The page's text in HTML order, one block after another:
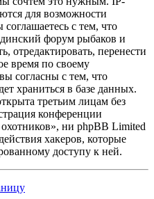
для возможности
с тем, что
форум рыбаков и
отредактировать, перенести
время по своему
согласны с тем, что
храниться в базе данных.
третьим лицам без
конференции
ни phpBB Limited
хакеров, которые
доступу к ней.